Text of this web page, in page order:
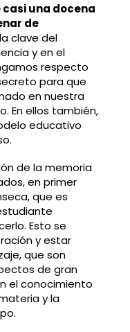
una docena
de
clave del
y en el
respecto
para que
en nuestra
En ellos también,
educativo
de la memoria
en primer
que es
Esto se
y estar
que son
de gran
el conocimiento
y la